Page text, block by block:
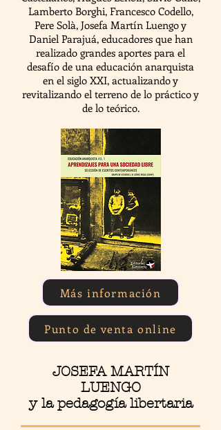
Lamberto Borghi, Francesco Codello,
Pere Solà, Josefa Martín Luengo y
Daniel Parajuá, educadores que han
realizado grandes aportes para el
desafío de una educación anarquista
en el siglo XXI, actualizando y
revitalizando el terreno de lo práctico y
de lo teórico.
Más información
Punto de venta online
JOSEFA MARTÍN
LUENGO
y la pedagogía libertaria